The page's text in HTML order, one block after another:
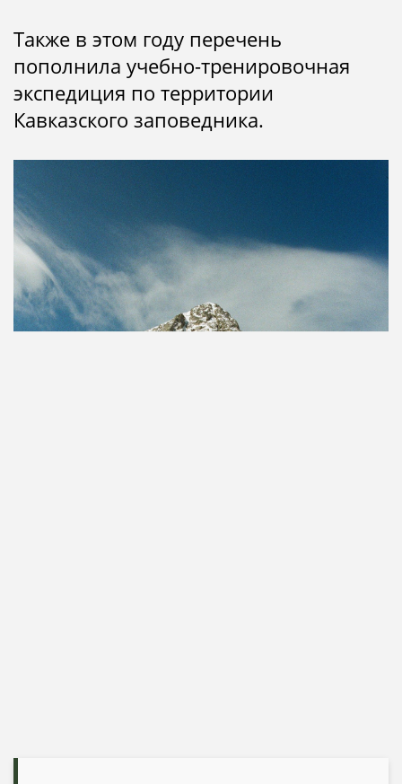
Также в этом году перечень
пополнила учебно-тренировочная
экспедиция по территории
Кавказского заповедника.